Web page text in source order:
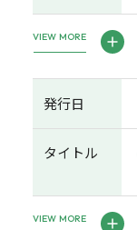
VIEW MORE
発行日
タイトル
VIEW MORE